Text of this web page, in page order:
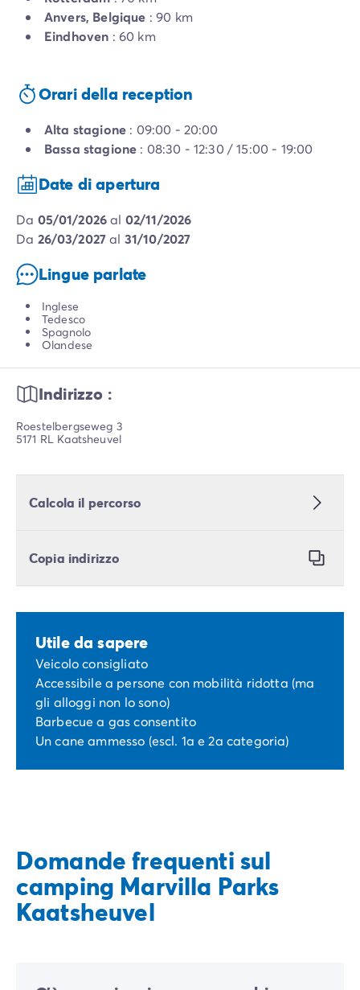
Anvers, Belgique : 90 km
Eindhoven : 60 km
Orari della reception
Alta stagione : 09:00 - 20:00
Bassa stagione : 08:30 - 12:30 / 15:00 - 19:00
Date di apertura
da 05/01/2026al 02/11/2026
da 26/03/2027al 31/10/2027
Lingue parlate
Inglese
Tedesco
Spagnolo
Olandese
Indirizzo :
Roestelbergseweg 3
5171 RL Kaatsheuvel
Calcola il percorso
Copia indirizzo
Utile da sapere
Veicolo consigliato
Accessibile a persone con mobilità ridotta (ma
gli alloggi non lo sono)
Barbecue a gas consentito
Un cane ammesso (escl. 1a e 2a categoria)
Domande frequenti sul
camping Marvilla Parks
Kaatsheuvel